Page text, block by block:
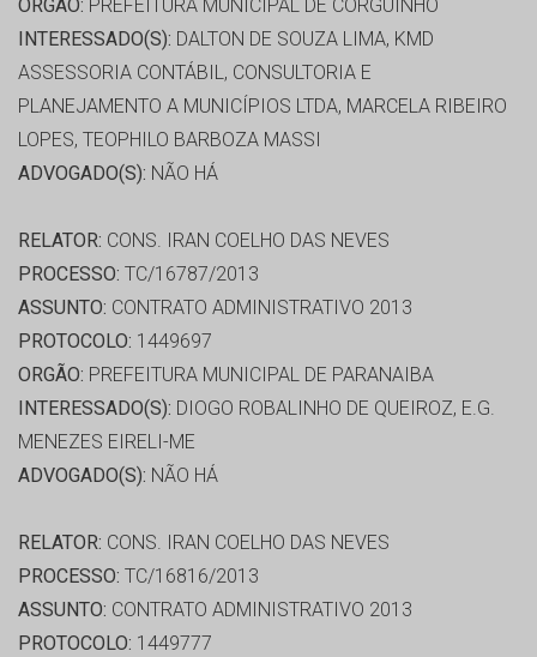
ORGÃO: PREFEITURA MUNICIPAL DE CORGUINHO
INTERESSADO(S): DALTON DE SOUZA LIMA, KMD
ASSESSORIA CONTÁBIL, CONSULTORIA E
PLANEJAMENTO A MUNICÍPIOS LTDA, MARCELA RIBEIRO
LOPES, TEOPHILO BARBOZA MASSI
ADVOGADO(S): NÃO HÁ
RELATOR: CONS. IRAN COELHO DAS NEVES
PROCESSO: TC/16787/2013
ASSUNTO: CONTRATO ADMINISTRATIVO 2013
PROTOCOLO: 1449697
ORGÃO: PREFEITURA MUNICIPAL DE PARANAIBA
INTERESSADO(S): DIOGO ROBALINHO DE QUEIROZ, E.G.
MENEZES EIRELI-ME
ADVOGADO(S): NÃO HÁ
RELATOR: CONS. IRAN COELHO DAS NEVES
PROCESSO: TC/16816/2013
ASSUNTO: CONTRATO ADMINISTRATIVO 2013
PROTOCOLO: 1449777